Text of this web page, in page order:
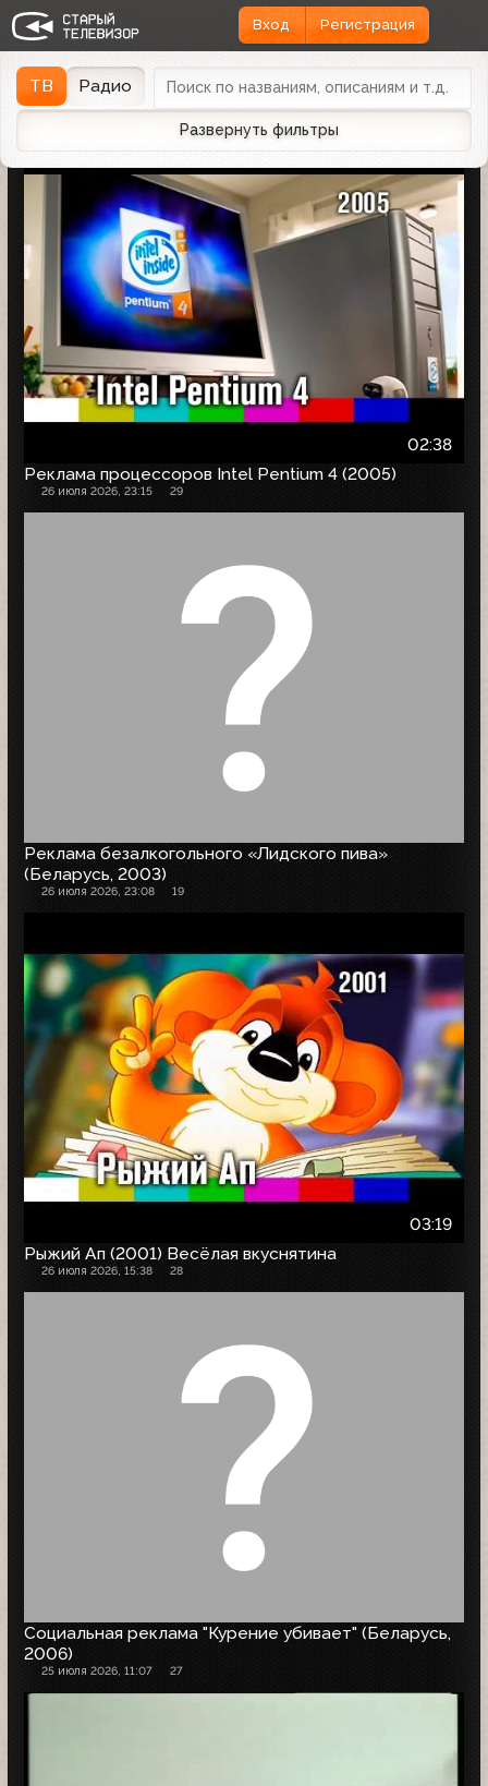
Вход Регистрация
ТВ Радио
Развернуть фильтры
Найдено 1166 записей Дата эфираДата заливки
02:38
Реклама процессоров Intel Pentium 4 (2005)
26 июля 2026, 23:15 29
Реклама безалкогольного «Лидского пива»
(Беларусь, 2003)
26 июля 2026, 23:08 19
03:19
Рыжий Ап (2001) Весёлая вкуснятина
26 июля 2026, 15:38 28
Социальная реклама "Курение убивает" (Беларусь,
2006)
25 июля 2026, 11:07 27